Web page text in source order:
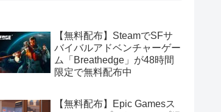
【無料配布】SteamでSFサ
バイバルアドベンチャーゲー
ム「Breathedge」が48時間
限定で無料配布中
【無料配布】Epic Gamesス